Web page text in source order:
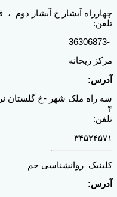
چهارراه آبشار خ آبشار دوم ،
تلفن:
-36306873
مرکز ریحانه
آدرس:
سه راه ملک شهر -خ گلستان
۴
تلفن:
۳۴۵۲۴۵۷۱
کلینیک روانشناسی جم
آدرس: